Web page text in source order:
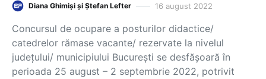
Diana Ghimiși și Ștefan Lefter 16 august 2022
Concursul de ocupare a posturilor didactice/
catedrelor rămase vacante/ rezervate la nivelul
județului/ municipiului București se desfășoară în
perioada 25 august – 2 septembrie 2022, potrivit